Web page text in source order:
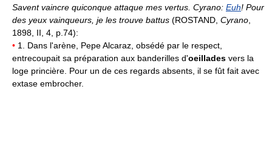
Savent vaincre quiconque attaque mes vertus. Cyrano: Euh! Pour
des yeux vainqueurs, je les trouve battus (ROSTAND, Cyrano
1898, II, 4, p.74):
• 1. Dans l'arène, Pepe Alcaraz, obsédé par le respect,
entrecoupait sa préparation aux banderilles d'oeillades vers la
loge princière. Pour un de ces regards absents, il se fût fait avec
extase embrocher.